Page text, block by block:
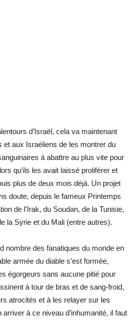
d’Israël, cela va maintenant
et aux Israéliens de les montrer du
à abattre au plus vite pour
qu’ils les avait laissé proliférer et
plus de deux mois déjà. Un projet
doute, depuis le fameux Printemps
de l’Irak, du Soudan, de la Tunisie,
la Syrie et du Mali (entre autres).
nombre des fanatiques du monde en
armée du diable s’est formée,
égorgeurs sans aucune pitié pour
à tour de bras et de sang-froid,
atrocités et à les relayer sur les
à ce niveau d’inhumanité, il faut